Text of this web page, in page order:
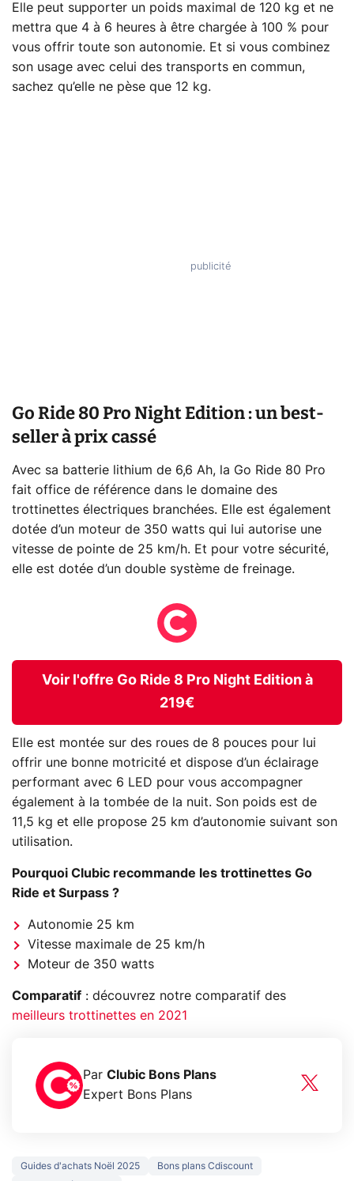
Elle peut supporter un poids maximal de 120 kg et ne
mettra que 4 à 6 heures à être chargée à 100 % pour
vous offrir toute son autonomie. Et si vous combinez
son usage avec celui des transports en commun,
sachez qu’elle ne pèse que 12 kg.
Go Ride 80 Pro Night Edition : un best-
seller à prix cassé
Avec sa batterie lithium de 6,6 Ah, la Go Ride 80 Pro
fait office de référence dans le domaine des
trottinettes électriques branchées. Elle est également
dotée d’un moteur de 350 watts qui lui autorise une
vitesse de pointe de 25 km/h. Et pour votre sécurité,
elle est dotée d’un double système de freinage.
Voir l'offre Go Ride 8 Pro Night Edition à
219€
Elle est montée sur des roues de 8 pouces pour lui
offrir une bonne motricité et dispose d’un éclairage
performant avec 6 LED pour vous accompagner
également à la tombée de la nuit. Son poids est de
11,5 kg et elle propose 25 km d’autonomie suivant son
utilisation.
Pourquoi Clubic recommande les trottinettes Go
Ride et Surpass ?
Autonomie 25 km
Vitesse maximale de 25 km/h
Moteur de 350 watts
Comparatif : découvrez notre comparatif des
meilleurs trottinettes en 2021
Par Clubic Bons Plans
Expert Bons Plans
Guides d'achats Noël 2025
Bons plans Cdiscount